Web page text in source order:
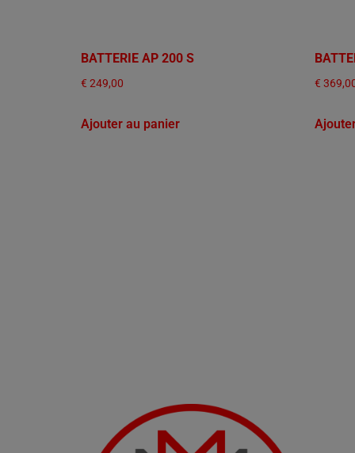
BATTERIE AP 200 S
€ 249,00
Ajouter au panier
€